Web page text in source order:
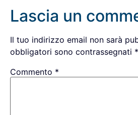
Lascia un
Il tuo indirizzo email non sarà
obbligatori sono contrassegnati *
Commento *